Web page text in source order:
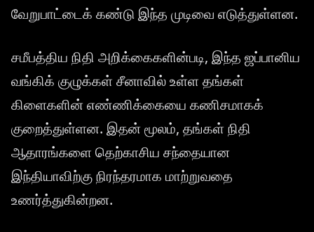
வேறுபாட்டைக் கண்டு இந்த முடிவை எடுத்துள்ளன.
சமீபத்திய நிதி அறிக்கைகளின்படி, இந்த ஜப்பானிய
வங்கிக் குழுக்கள் சீனாவில் உள்ள தங்கள்
கிளைகளின் எண்ணிக்கையை கணிசமாகக்
குறைத்துள்ளன. இதன் மூலம், தங்கள் நிதி
ஆதாரங்களை தெற்காசிய சந்தையான
இந்தியாவிற்கு நிரந்தரமாக மாற்றுவதை
உணர்த்துகின்றன.